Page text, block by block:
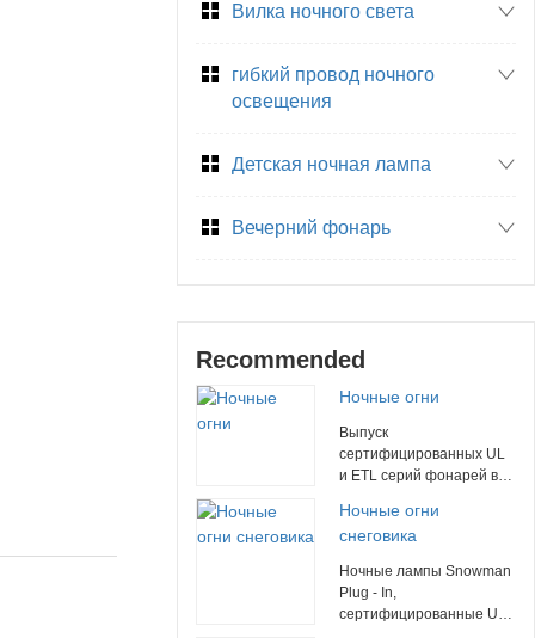
Вилка ночного света
гибкий провод ночного
освещения
Детская ночная лампа
Вечерний фонарь
Recommended
Ночные огни
Выпуск
сертифицированных UL
и ETL серий фонарей в
идеально подходит для
добавления праздничной
радости в любое
пространство. Наш
запатентованный 360 -
градусный вращающийся
Ночные огни
снеговика
Ночные лампы Snowman
Plug - In,
сертифицированные UL,